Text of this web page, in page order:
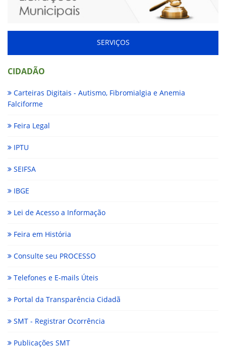
SERVIÇOS
CIDADÃO
Carteiras Digitais - Autismo, Fibromialgia e Anemia
Falciforme
Feira Legal
IPTU
SEIFSA
IBGE
Lei de Acesso a Informação
Feira em História
Consulte seu PROCESSO
Telefones e E-mails Úteis
Portal da Transparência Cidadã
SMT - Registrar Ocorrência
Publicações SMT